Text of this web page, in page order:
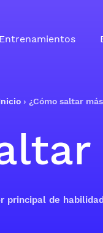
Entrenamientos
› ¿Cómo saltar
principal de